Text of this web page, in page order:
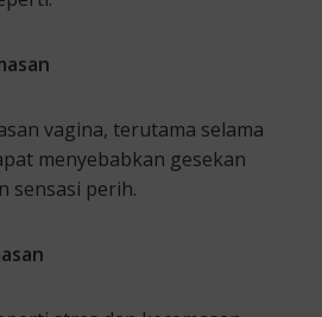
vagina, terutama selama
menyebabkan gesekan
sensasi perih.